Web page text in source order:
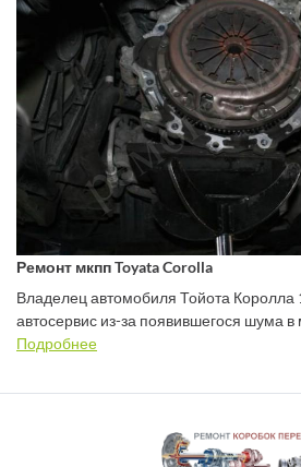
Ремонт мкпп Toyata Corolla
Владелец автомобиля Тойота Королла
автосервис из-за появившегося шума в
Подробнее